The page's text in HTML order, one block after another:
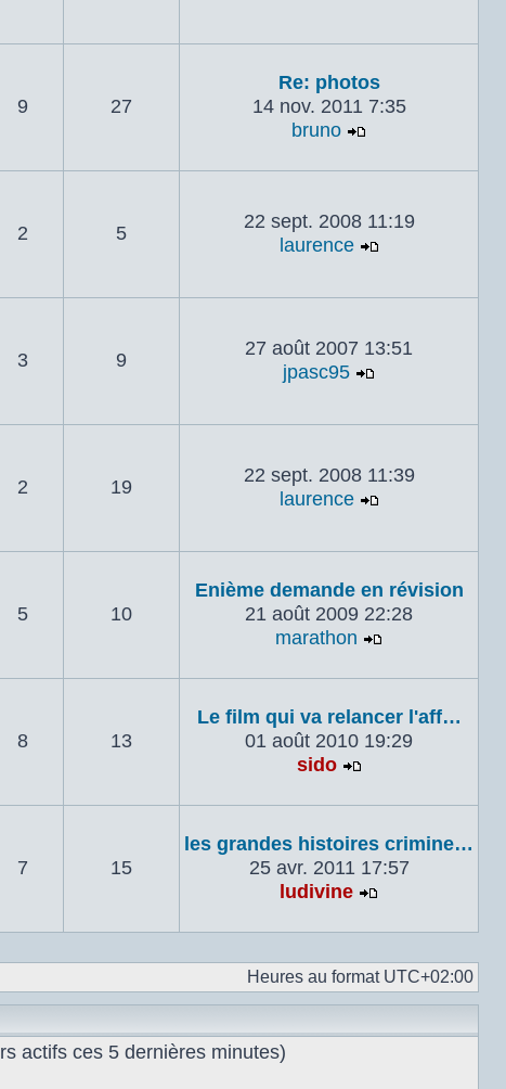
9 27
Re: photos
14 nov. 2011 7:35
bruno
2 5
22 sept. 2008 11:19
laurence
3 9
27 août 2007 13:51
jpasc95
2 19
22 sept. 2008 11:39
laurence
5 10
Enième demande en révision
21 août 2009 22:28
marathon
8 13
Le film qui va relancer l'aff…
01 août 2010 19:29
sido
7 15
les grandes histoires crimine…
25 avr. 2011 17:57
ludivine
Heures au format UTC+02:00
actifs ces 5 dernières minutes)